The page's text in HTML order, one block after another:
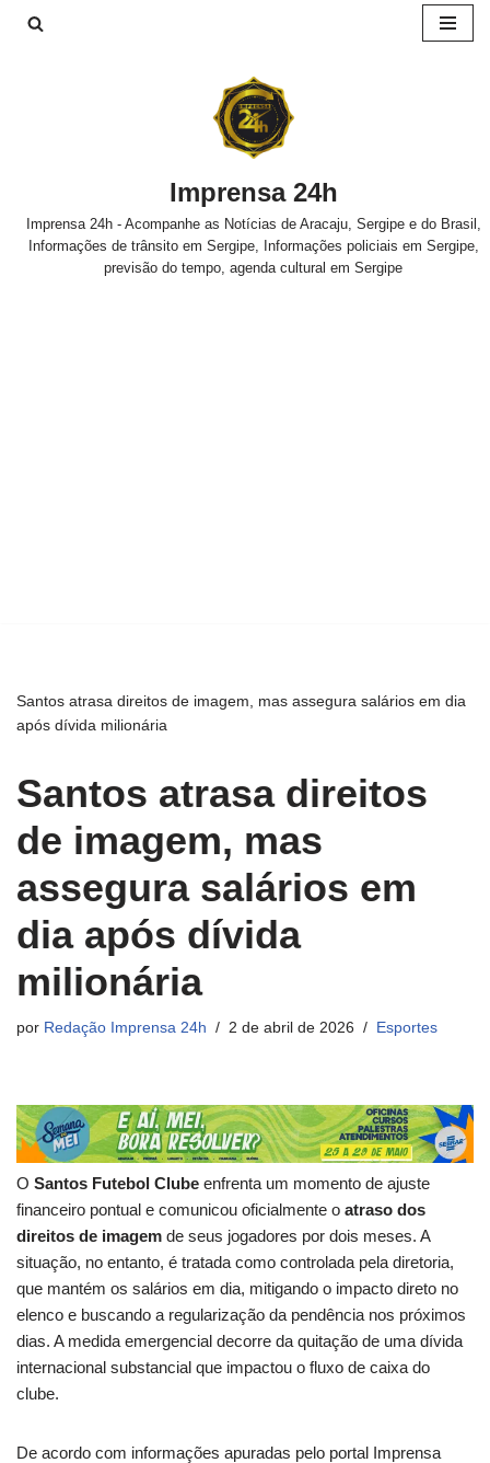
Imprensa 24h
Imprensa 24h - Acompanhe as Notícias de Aracaju, Sergipe e do Brasil,
Informações de trânsito em Sergipe, Informações policiais em Sergipe,
previsão do tempo, agenda cultural em Sergipe
Santos atrasa direitos de imagem, mas assegura salários em dia
após dívida milionária
Santos atrasa direitos
de imagem, mas
assegura salários em
dia após dívida
milionária
por Redação Imprensa 24h 2 de abril de 2026 Esportes
O Santos Futebol Clube enfrenta um momento de ajuste
financeiro pontual e comunicou oficialmente o atraso dos
direitos de imagem de seus jogadores por dois meses. A
situação, no entanto, é tratada como controlada pela diretoria,
que mantém os salários em dia, mitigando o impacto direto no
elenco e buscando a regularização da pendência nos próximos
dias. A medida emergencial decorre da quitação de uma dívida
internacional substancial que impactou o fluxo de caixa do
clube.
De acordo com informações apuradas pelo portal Imprensa